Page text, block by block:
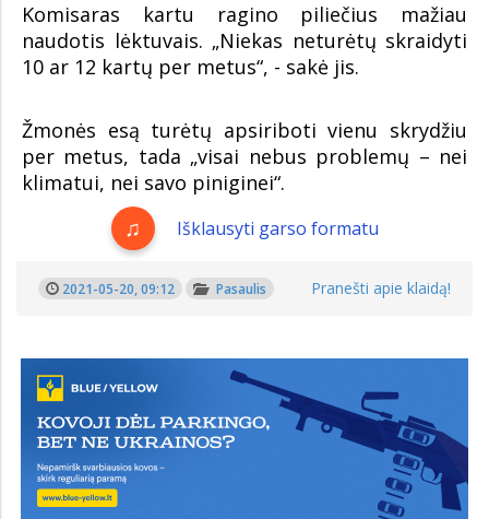
Komisaras kartu ragino piliečius mažiau
naudotis lėktuvais. „Niekas neturėtų skraidyti
10 ar 12 kartų per metus“, - sakė jis.
Žmonės esą turėtų apsiriboti vienu skrydžiu
per metus, tada „visai nebus problemų – nei
klimatui, nei savo piniginei“.
Išklausyti garso formatu
2021-05-20, 09:12 Pasaulis Pranešti apie klaidą!